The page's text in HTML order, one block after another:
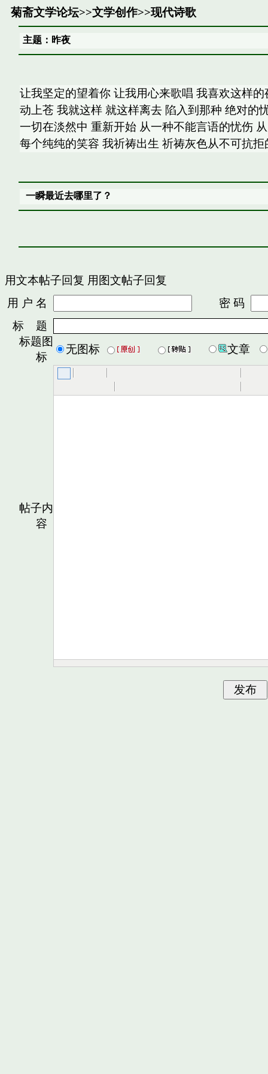
菊斋文学论坛>>文学创作>>现代诗歌
主题：昨夜
让我坚定的望着你 让我用心来歌唱 我喜欢这样
动上苍 我就这样 就这样离去 陷入到那种 绝对的
一切在淡然中 重新开始 从一种不能言语的忧伤
每个纯纯的笑容 我祈祷出生 祈祷灰色从不可抗拒
一瞬最近去哪里了？
用文本帖子回复 用图文帖子回复
用 户 名
密 码
标 题
标题图
标
无图标 文章
帖子内
容